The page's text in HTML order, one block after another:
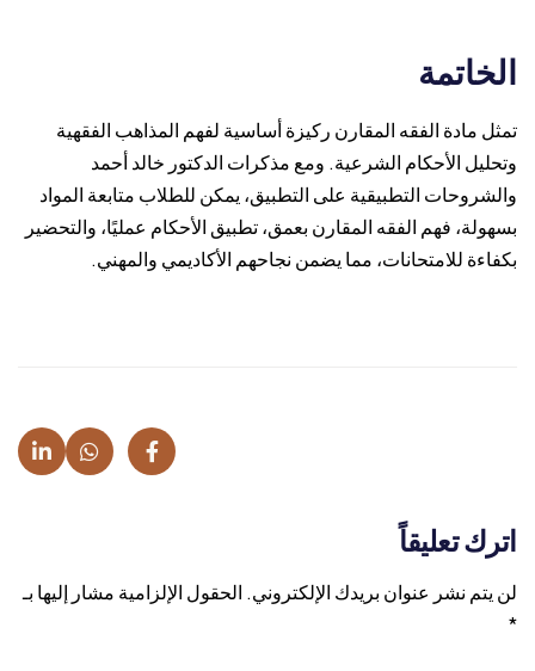
الخاتمة
تمثل مادة الفقه المقارن ركيزة أساسية لفهم المذاهب الفقهية
وتحليل الأحكام الشرعية. ومع مذكرات الدكتور خالد أحمد
والشروحات التطبيقية على التطبيق، يمكن للطلاب متابعة المواد
بسهولة، فهم الفقه المقارن بعمق، تطبيق الأحكام عمليًا، والتحضير
بكفاءة للامتحانات، مما يضمن نجاحهم الأكاديمي والمهني.
اترك تعليقاً
لن يتم نشر عنوان بريدك الإلكتروني.الحقول الإلزامية مشار إليها بـ
*